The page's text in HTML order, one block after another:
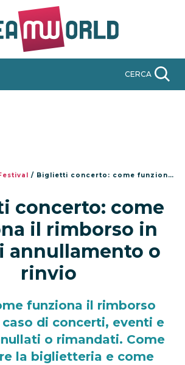
CERCA
/ Biglietti concerto: come funziona il rimborso in caso di annullamento o rinvio
concerto: come
il rimborso in
annullamento o
rinvio
funziona il rimborso
di concerti, eventi e
o rimandati. Come
la biglietteria e come